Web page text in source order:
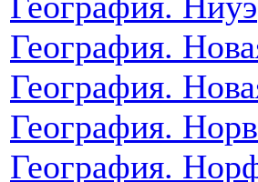
География.
География.
География.
География.